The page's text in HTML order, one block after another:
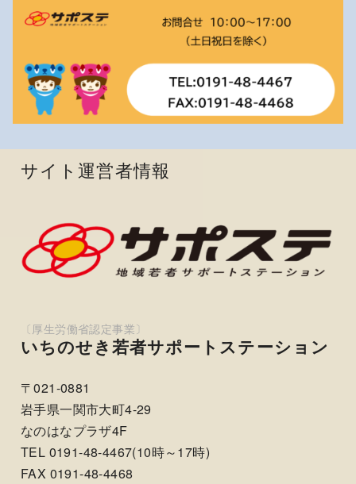
サイト運営者情報
いちのせき若者サポートステーション
〒021-0881
岩手県一関市大町4-29
なのはなプラザ4F
TEL 0191-48-4467(10時～17時)
FAX 0191-48-4468